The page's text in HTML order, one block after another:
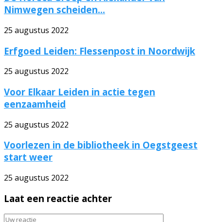
Nimwegen scheiden...
25 augustus 2022
Erfgoed Leiden: Flessenpost in Noordwijk
25 augustus 2022
Voor Elkaar Leiden in actie tegen
eenzaamheid
25 augustus 2022
Voorlezen in de bibliotheek in Oegstgeest
start weer
25 augustus 2022
Laat een reactie achter